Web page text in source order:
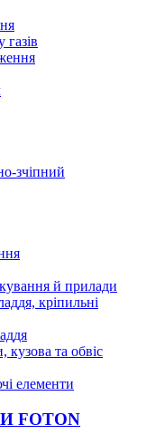
зчіпний
й прилади
кріпильні
кузова та обвіс
елементи
FOTON